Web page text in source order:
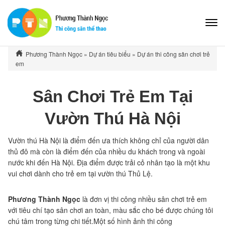
Phương Thành Ngọc » Dự án tiêu biểu » Dự án thi công sân chơi trẻ
em
Sân Chơi Trẻ Em Tại
Vườn Thú Hà Nội
Vườn thú Hà Nội là điểm đến ưa thích không chỉ của người dân
thủ đô mà còn là điểm đến của nhiều du khách trong và ngoài
nước khi đến Hà Nội. Địa điểm được trải cỏ nhân tạo là một khu
vui chơi dành cho trẻ em tại vườn thú Thủ Lệ.
Phương Thành Ngọc là đơn vị thi công nhiều sân chơi trẻ em
với tiêu chí tạo sân chơi an toàn, màu sắc cho bé được chúng tôi
chú tâm trong từng chi tiết.Một số hình ảnh thi công